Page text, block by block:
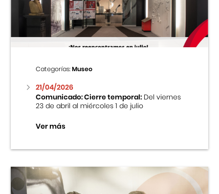
Centro Cultural Peruano Japonés
Museo de la Inmigración Japonesa
Fondo Editorial
Teatro Peruano Japonés
Categorías:Museo
21/04/2026
Comunicado: Cierre temporal:Del viernes
23 de abril al miércoles 1 de julio
Ver más